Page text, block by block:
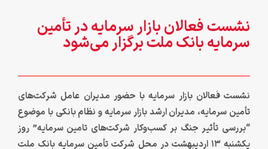
نشست فعالان بازار سرمایه در تأمین
سرمایه بانک ملت برگزار می‌شود
نشست فعالان بازار سرمایه با حضور مدیران عامل شرکت‌های
تأمین سرمایه، مدیران ارشد بازار سرمایه و نظام بانکی با موضوع
“بررسی تأثیر جنگ بر کسب‌وکار شرکت‌های تامین سرمایه” روز
یکشنبه ۱۳ اردیبهشت در محل شرکت تأمین سرمایه بانک ملت